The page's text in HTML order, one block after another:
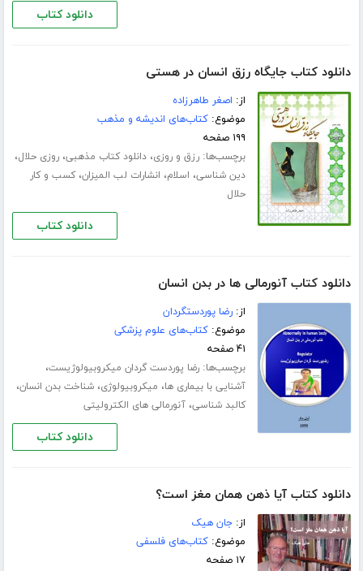
دانلود کتاب
دانلود کتاب جایگاه رزق انسان در هستی
از: اصغر طاهرزاده
موضوع:کتاب‌های اندیشه و مذهب
۱۹۹ صفحه
برچسب‌ها:رزق و روزی،دانلود کتاب مذهبی،روزی حلال،
دین شناسی، اسلام، انشارات لب المیزان،کسب و کار
حلال
دانلود کتاب
دانلود کتاب آنورمالی ها در بدن انسان
از:رضا پوردستگردان
موضوع:کتاب‌های علوم پزشکی
۴۱ صفحه
برچسب‌ها:رضا پوردست گردان میکروبیولوژیست،
آشنایی با بیماری ها، میکروبیولوژی،شناخت بدن انسان،
کالبد شناسی،آنورمالی های الکترولیتی
دانلود کتاب
دانلود کتاب آیا ذهن همان مغز است؟
از:جان هیک
موضوع:کتاب‌های فلسفی
۱۷ صفحه